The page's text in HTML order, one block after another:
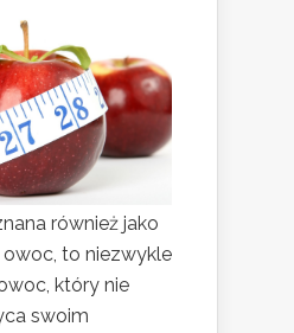
również jako
to niezwykle
który nie
swoim